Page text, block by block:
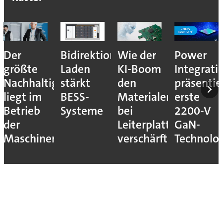
Der
größte
Nachhaltigkeitshebel
liegt im
Betrieb
der
Maschinen
Bidirektionales
Laden
stärkt
BESS-
Systeme
Wie der
KI-Boom
den
Materialengpass
bei
Leiterplatten
verschärft
Power
erste
2200-V
GaN-